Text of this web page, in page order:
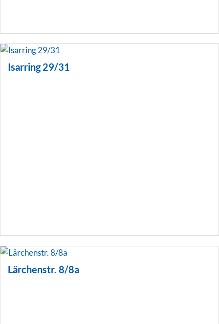
Isarring 29/31
Lärchenstr. 8/8a